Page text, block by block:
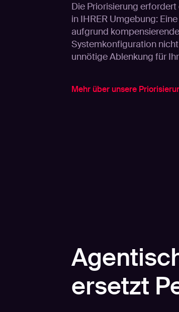
Die Priorisierung
in IHRER Umgebung:
aufgrund
Systemkonfiguration
unnötige Ablenkung für
Mehr über unsere
ersetzt